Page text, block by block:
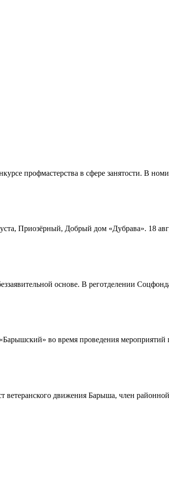
профмастерства в сфере занятости. В
Приозёрный, Добрый дом «Дубрава». 18
основе. В реготделении
во время проведения мероприятий
ветеранского движения Барыша, член